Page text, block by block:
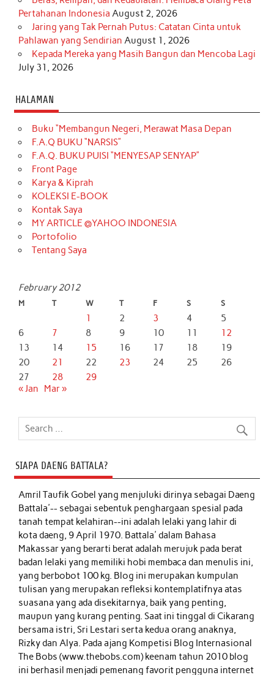
Pertahanan Indonesia August 2, 2026
Jaring yang Tak Pernah Putus: Catatan Cinta untuk
Pahlawan yang Sendirian August 1, 2026
Kepada Mereka yang Masih Bangun dan Mencoba Lagi
July 31, 2026
HALAMAN
Buku “Membangun Negeri, Merawat Masa Depan
F.A.Q BUKU “NARSIS”
F.A.Q. BUKU PUISI “MENYESAP SENYAP”
Front Page
Karya & Kiprah
KOLEKSI E-BOOK
Kontak Saya
MY ARTICLE @YAHOO INDONESIA
Portofolio
Tentang Saya
February 2012
M T W T F S S
1 2 3 4
5
6
7 8 9 10 11
12
13
14 15 16 17 18
19
20
21 22 23 24 25
26
27
28
29
« Jan
Mar »
SIAPA DAENG BATTALA?
Amril Taufik Gobelyang menjuluki dirinya sebagai Daeng
Battala'-- sebagai sebentuk penghargaan spesial pada
tanah tempat kelahiran--ini adalah lelaki yang lahir di
kota daeng, 9 April 1970. Battala' dalam Bahasa
Makassar yang berarti berat adalah merujuk pada berat
badan lelaki yang memiliki hobi membaca dan menulis ini,
yang berbobot 100 kg. Blog ini merupakan kumpulan
tulisan yang merupakan refleksi kontemplatifnya atas
suasana yang ada disekitarnya, baik yang penting,
maupun yang kurang penting. Saat ini tinggal di Cikarang
bersama istri, Sri Lestari serta kedua orang anaknya,
Rizky dan Alya. Pada ajang Kompetisi Blog Internasional
The Bobs (www.thebobs.com) keenam tahun 2010 blog
ini berhasil menjadi pemenang favorit pengguna internet